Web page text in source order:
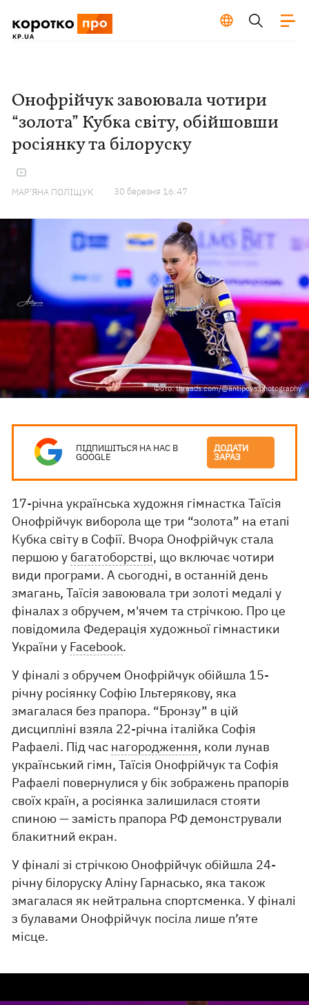
Онофрійчук завоювала чотири
“золота” Кубка світу, обійшовши
росіянку та білоруску
МАР'ЯНА ПОЛІЩУК 30 березня 16:47
Фото: threads.com/@antipova.photography
ПІДПИШІТЬСЯ НА НАС В
GOOGLE
ДОДАТИ
ЗАРАЗ
17-річна українська художня гімнастка Таїсія
Онофрійчук виборола ще три “золота” на етапі
Кубка світу в Софії. Вчора Онофрійчук стала
першою у багатоборстві, що включає чотири
види програми. А сьогодні, в останній день
змагань, Таїсія завоювала три золоті медалі у
фіналах з обручем, м'ячем та стрічкою. Про це
повідомила Федерація художньої гімнастики
України у Facebook.
У фіналі з обручем Онофрійчук обійшла 15-
річну росіянку Софію Ільтерякову, яка
змагалася без прапора. “Бронзу” в цій
дисципліні взяла 22-річна італійка Софія
Рафаелі. Під час нагородження, коли лунав
український гімн, Таїсія Онофрійчук та Софія
Рафаелі повернулися у бік зображень прапорів
своїх країн, а росіянка залишилася стояти
спиною — замість прапора РФ демонстрували
блакитний екран.
У фіналі зі стрічкою Онофрійчук обійшла 24-
річну білоруску Аліну Гарнасько, яка також
змагалася як нейтральна спортсменка. У фіналі
з булавами Онофрійчук посіла лише п’яте
місце.